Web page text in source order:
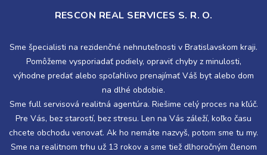
RESCON REAL SERVICES S. R. O.
Sme špecialisti na rezidenčné nehnuteľnosti v Bratislavskom kraji.
Pomôžeme vysporiadať podiely, opraviť chyby z minulosti,
výhodne predať alebo spoľahlivo prenajímať Váš byt alebo dom
na dlhé obdobie.
Sme full servisová realitná agentúra. Riešime celý proces na kľúč.
Pre Vás, bez starostí, bez stresu. Len na Vás záleží, koľko času
chcete obchodu venovať. Ak ho nemáte nazvyš, potom sme tu my.
Sme na realitnom trhu už 13 rokov a sme tiež dlhoročným členom